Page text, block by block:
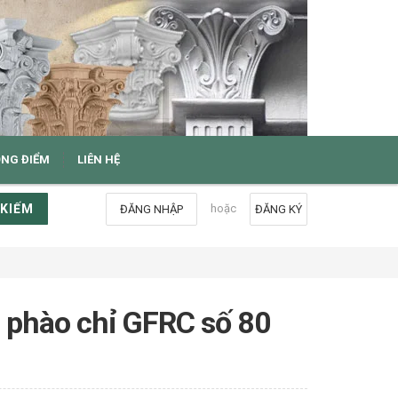
ĐIỂM LIÊN HỆ
ĐĂNG KÝ
hoặc
ĐĂNG NHẬP
chỉ GFRC số 80